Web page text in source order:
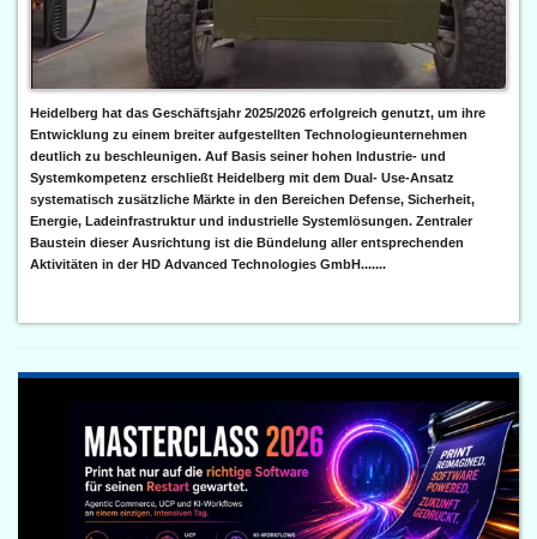
Heidelberg hat das Geschäftsjahr 2025/2026 erfolgreich genutzt, um ihre
Entwicklung zu einem breiter aufgestellten Technologieunternehmen
deutlich zu beschleunigen. Auf Basis seiner hohen Industrie- und
Systemkompetenz erschließt Heidelberg mit dem Dual- Use-Ansatz
systematisch zusätzliche Märkte in den Bereichen Defense, Sicherheit,
Energie, Ladeinfrastruktur und industrielle Systemlösungen. Zentraler
Baustein dieser Ausrichtung ist die Bündelung aller entsprechenden
Aktivitäten in der HD Advanced Technologies GmbH.......